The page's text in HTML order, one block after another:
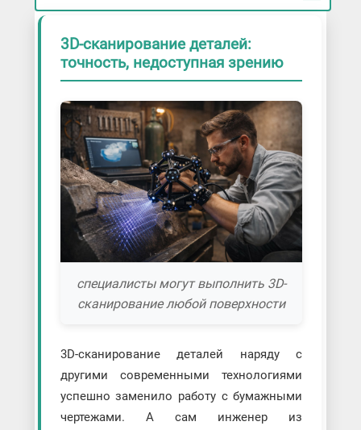
3D-сканирование деталей:
точность, недоступная зрению
специалисты могут выполнить 3D-
сканирование любой поверхности
3D-сканирование деталей наряду с
другими современными технологиями
успешно заменило работу с бумажными
чертежами. А сам инженер из